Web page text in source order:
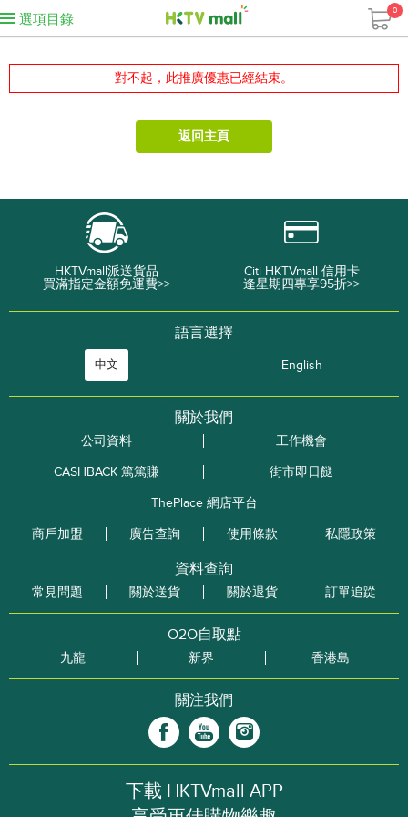
選項目錄
0
對不起，此推廣優惠已經結束。
返回主頁
HKTVmall派送貨品
買滿指定金額免運費>>
Citi HKTVmall 信用卡
逢星期四專享95折>>
語言選擇
中文 English
關於我們
公司資料
工作機會
CASHBACK 篤篤賺
街市即日餸
ThePlace 網店平台
商戶加盟
廣告查詢 使用條款 私隱政策
資料查詢
常見問題 關於送貨 關於退貨 訂單追踨
O2O自取點
九龍 新界 香港島
關注我們
下載 HKTVmall APP